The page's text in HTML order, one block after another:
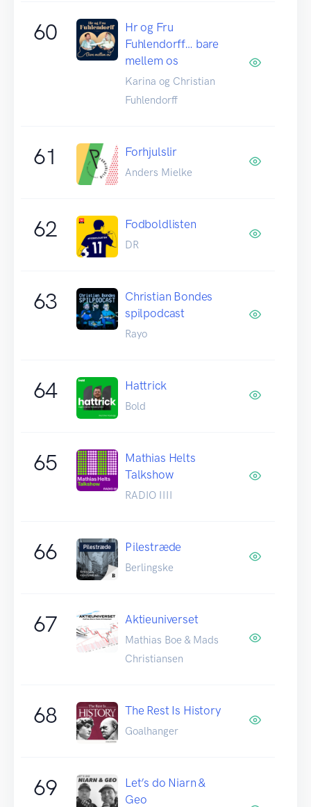
60
Hr og Fru
Fuhlendorff… bare
mellem os
Karina og Christian
Fuhlendorff
61 Forhjulslir
Anders Mielke
62 Fodboldlisten
DR
63
Christian Bondes
spilpodcast
Rayo
64 Hattrick
Bold
65
Mathias Helts
Talkshow
RADIO IIII
66 Pilestræde
Berlingske
67 Aktieuniverset
Mathias Boe & Mads
Christiansen
68 The Rest Is History
Goalhanger
69
Let’s do Niarn &
Geo